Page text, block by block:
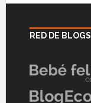
RED DE BLOGS